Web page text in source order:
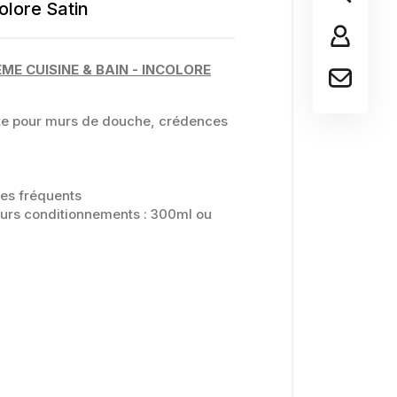
Satin
CUISINE & BAIN - INCOLORE
pour murs de douche, crédences
fréquents
conditionnements : 300ml ou